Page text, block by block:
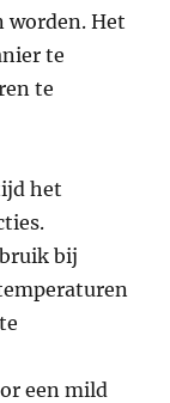
worden. Het
te
te
het
bij
een mild